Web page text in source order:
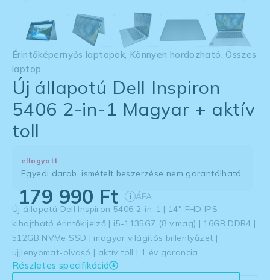
Érintőképernyős laptopok Könnyen hordozható Összes
laptop
Új állapotú Dell Inspiron
5406 2-in-1 Magyar + aktív
toll
elfogyott
Egyedi darab, ismételt beszerzése nem garantálható.
179 990 Ft i ÁFA
Új állapotú Dell Inspiron 5406 2-in-1 | 14″ FHD IPS
kihajtható érintőkijelző | i5-1135G7 (8 v.mag) | 16GB DDR4 |
512GB NVMe SSD | magyar világítós billentyűzet |
ujjlenyomat-olvasó | aktív toll | 1 év garancia
Részletes specifikáció